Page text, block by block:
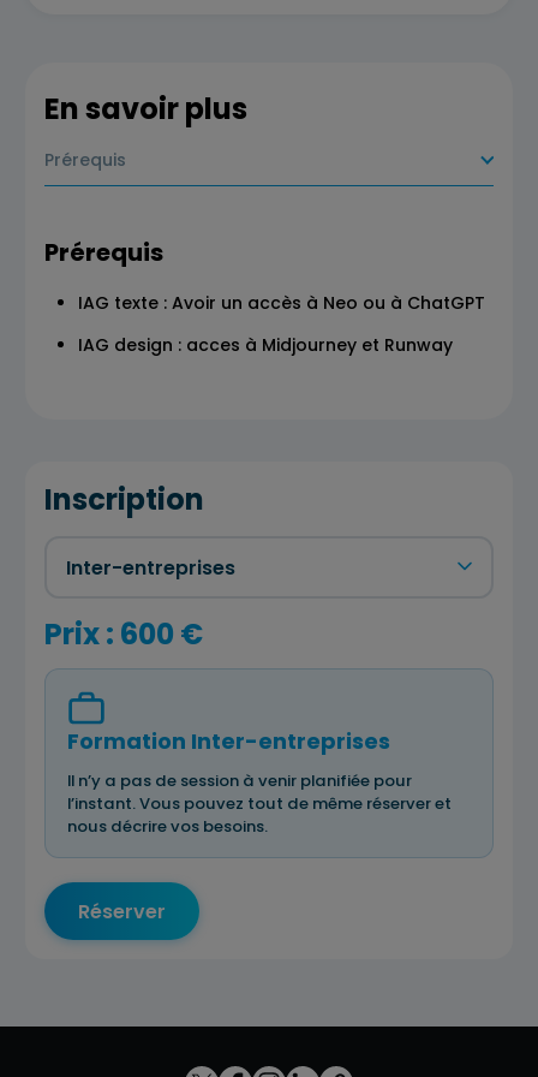
En savoir plus
Prérequis
Prérequis
IAG texte : Avoir un accès à Neo ou à ChatGPT
IAG design : acces à Midjourney et Runway
Inscription
Prix : 600 €
Formation Inter-entreprises
Il n’y a pas de session à venir planifiée pour
l’instant. Vous pouvez tout de même réserver et
nous décrire vos besoins.
Réserver